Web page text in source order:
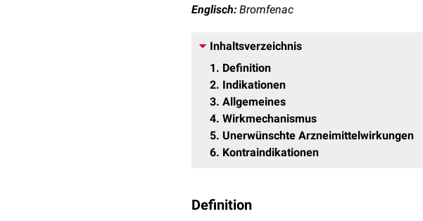
Englisch: Bromfenac
Inhaltsverzeichnis
1
Definition
2 Indikationen
3 Allgemeines
4 Wirkmechanismus
5 Unerwünschte Arzneimittelwirkungen
6 Kontraindikationen
Definition